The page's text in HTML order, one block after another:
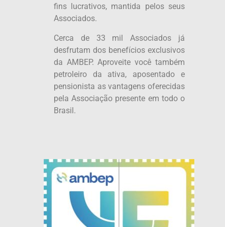
fins lucrativos, mantida pelos seus
Associados.
Cerca de 33 mil Associados já
desfrutam dos benefícios exclusivos
da AMBEP. Aproveite você também
petroleiro da ativa, aposentado e
pensionista as vantagens oferecidas
pela Associação presente em todo o
Brasil.